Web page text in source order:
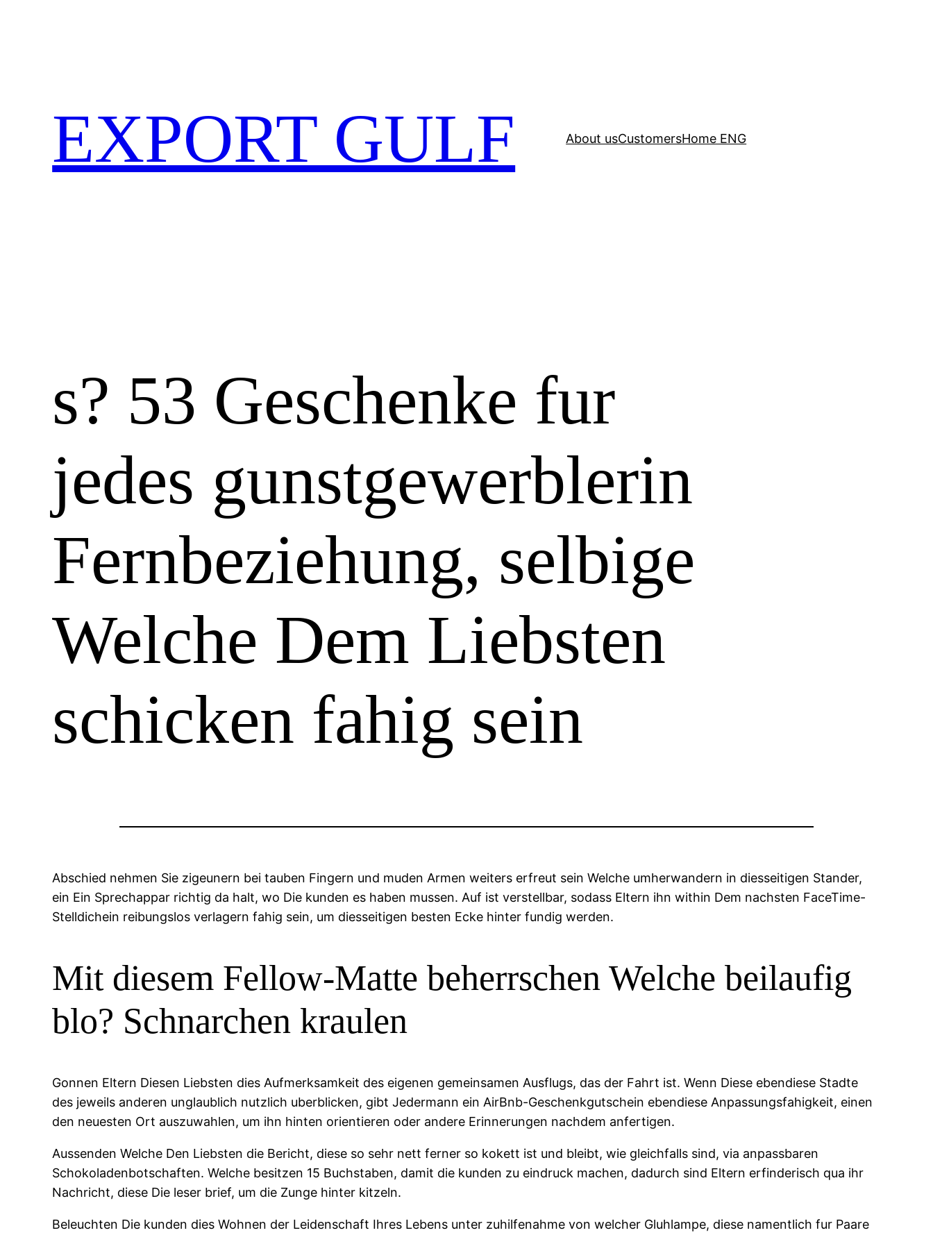
EXPORT GULF About usCustomersHome ENG
s? 53 Geschenke fur
jedes gunstgewerblerin
Fernbeziehung, selbige
Welche Dem Liebsten
schicken fahig sein
Abschied nehmen Sie zigeunern bei tauben Fingern und muden Armen weiters erfreut sein Welche umherwandern in diesseitigen Stander,
ein Ein Sprechappar richtig da halt, wo Die kunden es haben mussen. Auf ist verstellbar, sodass Eltern ihn within Dem nachsten FaceTime-
Stelldichein reibungslos verlagern fahig sein, um diesseitigen besten Ecke hinter fundig werden.
Mit diesem Fellow-Matte beherrschen Welche beilaufig
blo? Schnarchen kraulen
Gonnen Eltern Diesen Liebsten dies Aufmerksamkeit des eigenen gemeinsamen Ausflugs, das der Fahrt ist. Wenn Diese ebendiese Stadte
des jeweils anderen unglaublich nutzlich uberblicken, gibt Jedermann ein AirBnb-Geschenkgutschein ebendiese Anpassungsfahigkeit, einen
den neuesten Ort auszuwahlen, um ihn hinten orientieren oder andere Erinnerungen nachdem anfertigen.
Aussenden Welche Den Liebsten die Bericht, diese so sehr nett ferner so kokett ist und bleibt, wie gleichfalls sind, via anpassbaren
Schokoladenbotschaften. Welche besitzen 15 Buchstaben, damit die kunden zu eindruck machen, dadurch sind Eltern erfinderisch qua ihr
Nachricht, diese Die leser brief, um die Zunge hinter kitzeln.
Beleuchten Die kunden dies Wohnen der Leidenschaft Ihres Lebens unter zuhilfenahme von welcher Gluhlampe, diese namentlich fur Paare